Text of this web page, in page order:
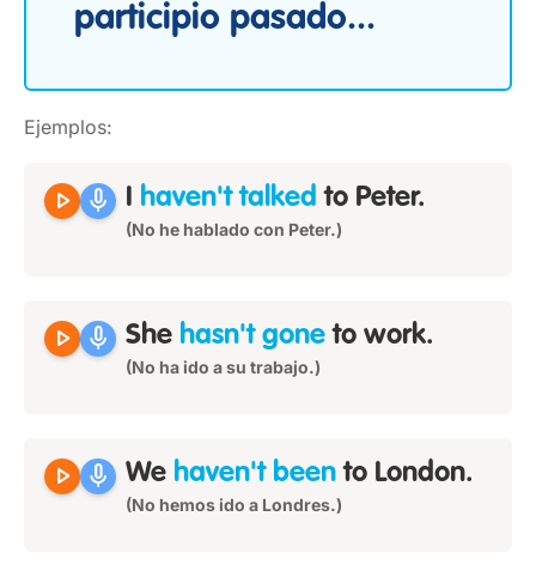
participio pasado...
Ejemplos:
play_arrow mic I haven't talked to Peter.
(No he hablado con Peter.)
play_arrow mic She hasn't gone to work.
(No ha ido a su trabajo.)
play_arrow mic We haven't been to London.
(No hemos ido a Londres.)